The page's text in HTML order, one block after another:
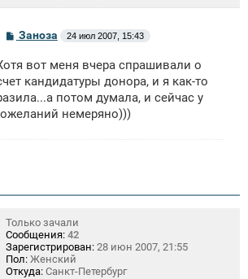
С
о
б
щ
н
и
Заноза 24 июл 2007, 15:43
вот меня вчера спрашивали о
кандидатуры донора, и я как-то
потом думала, и сейчас у
немеряно)))
Только зачали
Сообщения: 42
Зарегистрирован: 28 июн 2007, 21:55
Пол: Женский
Откуда: Санкт-Петербург